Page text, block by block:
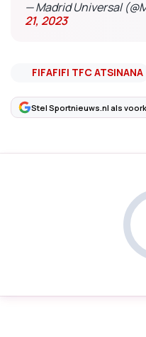
— Madrid Universal
21, 2023
FIFAFIFI TFC ATSINANA
Stel Sportnieuws.nl als